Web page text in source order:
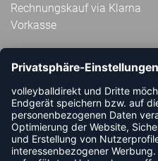
Rechnungskauf via Klarna
Vorkasse
ABONNIERE JETZT DEN
VOLLEYBALLDIREKT-
NEUIGKEIT ODER AKTION
JETZT